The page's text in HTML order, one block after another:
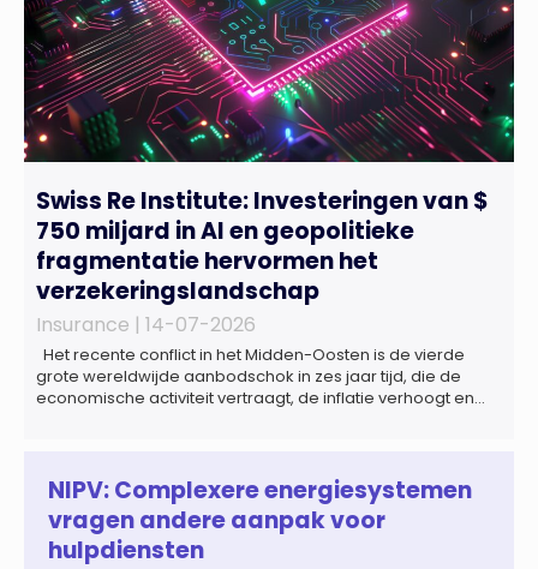
Swiss Re Institute: Investeringen van $
750 miljard in AI en geopolitieke
fragmentatie hervormen het
verzekeringslandschap
Insurance | 14-07-2026
Het recente conflict in het Midden-Oosten is de vierde
grote wereldwijde aanbodschok in zes jaar tijd, die de
economische activiteit vertraagt, de inflatie verhoogt en
wereldwijd naar verwachting afnemen tot 1,3% in reële
NIPV: Complexere energiesystemen
vragen andere aanpak voor
hulpdiensten